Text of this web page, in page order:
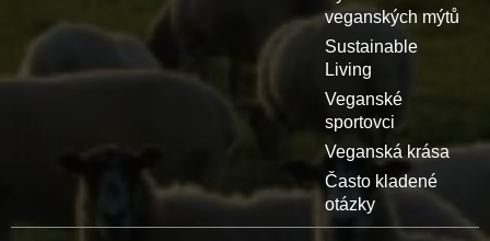
veganských mýtů
Sustainable
Living
Veganské
sportovci
Veganská krása
Často kladené
otázky